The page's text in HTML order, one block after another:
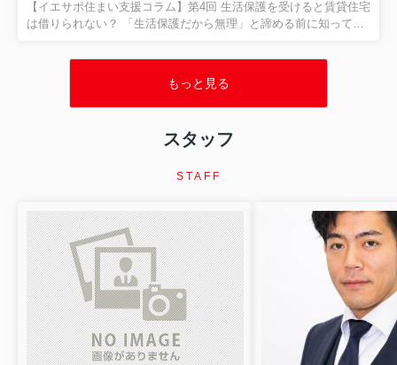
と。 今回は、その代表的なサインである、 「家賃滞納」 につい
てお話しします。 家賃を滞納したら、すぐに退去...
【イエサポ住まい支援コラム】第4回 生活保護を受けると賃貸住宅
は借りられない？ 「生活保護だから無理」と諦める前に知ってほ
借りにくいのか？」 についてお伝えしました。 高齢だからという
う大家さん側の不安が、住まい探しを難しくしているケースがあ
ります。 そのため、保証会社や支援機関、居住支援法人などが関
とが大切だとお伝えしました。 今回は、住まい相談の現場でも非
もっと見る
スタッフ
STAFF